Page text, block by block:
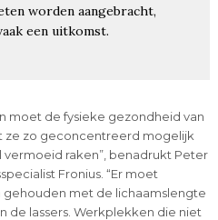
worden aangebracht,
een uitkomst.
moet de fysieke gezondheid van
ze zo geconcentreerd mogelijk
raken”, benadrukt Peter
Fronius. “Er moet
met de lichaamslengte
de lassers. Werkplekken die niet